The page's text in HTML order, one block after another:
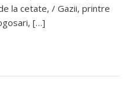
la cetate, / Gazii, printre
[…]